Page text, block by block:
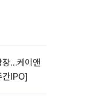
장…케이앤
간IPO]